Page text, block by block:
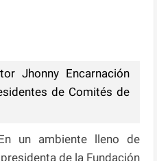
Jhonny Encarnación
de Comités de
un ambiente lleno de
de la Fundación